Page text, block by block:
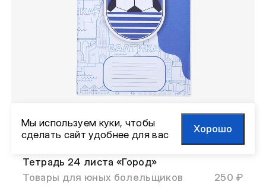
Тетрадь 24 листа «Город»
Товары для юных болельщиков
250 ₽
Мы используем куки, чтобы
сделать сайт удобнее для вас
Хорошо